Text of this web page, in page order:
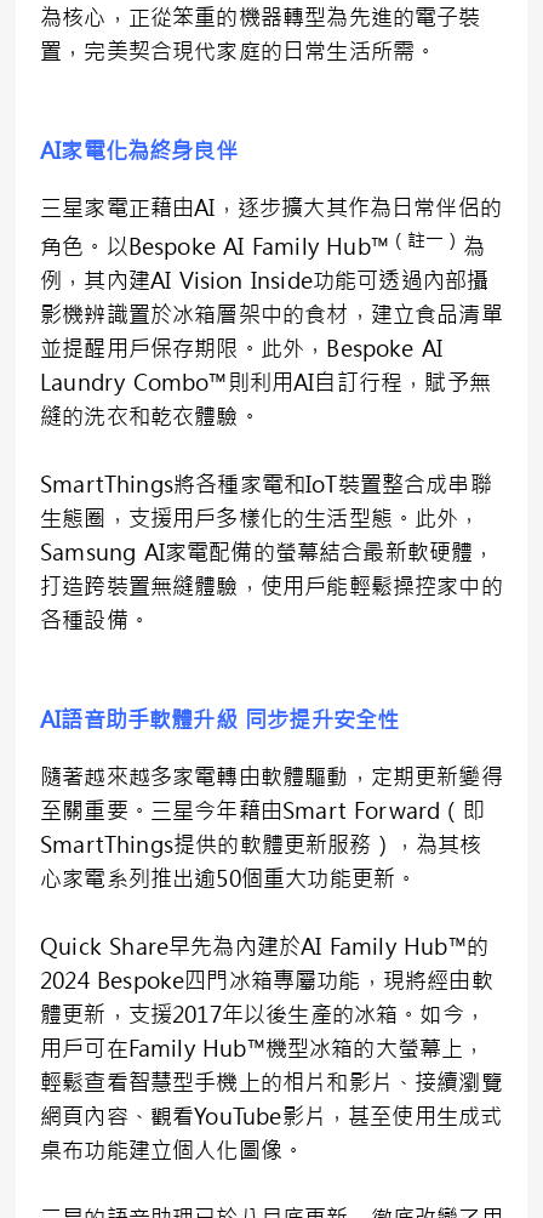
為核心，正從笨重的機器轉型為先進的電子裝
置，完美契合現代家庭的日常生活所需。
AI家電化為終身良伴
三星家電正藉由AI，逐步擴大其作為日常伴侶的
角色。以Bespoke AI Family Hub™ （註一） 為
例，其內建AI Vision Inside功能可透過內部攝
影機辨識置於冰箱層架中的食材，建立食品清單
並提醒用戶保存期限。此外，Bespoke AI
Laundry Combo™則利用AI自訂行程，賦予無
縫的洗衣和乾衣體驗。
SmartThings將各種家電和IoT裝置整合成串聯
生態圈，支援用戶多樣化的生活型態。此外，
Samsung AI家電配備的螢幕結合最新軟硬體，
打造跨裝置無縫體驗，使用戶能輕鬆操控家中的
各種設備。
AI語音助手軟體升級 同步提升安全性
隨著越來越多家電轉由軟體驅動，定期更新變得
至關重要。三星今年藉由Smart Forward（即
SmartThings提供的軟體更新服務），為其核
心家電系列推出逾50個重大功能更新。
Quick Share早先為內建於AI Family Hub™的
2024 Bespoke四門冰箱專屬功能，現將經由軟
體更新，支援2017年以後生產的冰箱。如今，
用戶可在Family Hub™機型冰箱的大螢幕上，
輕鬆查看智慧型手機上的相片和影片、接續瀏覽
網頁內容、觀看YouTube影片，甚至使用生成式
桌布功能建立個人化圖像。